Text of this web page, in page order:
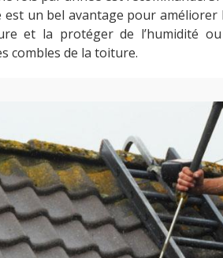
est un bel avantage pour améliorer
et la protéger de l’humidité
combles de la toiture.